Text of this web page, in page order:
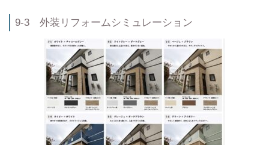
9-3 外装リフォームシミュレーション